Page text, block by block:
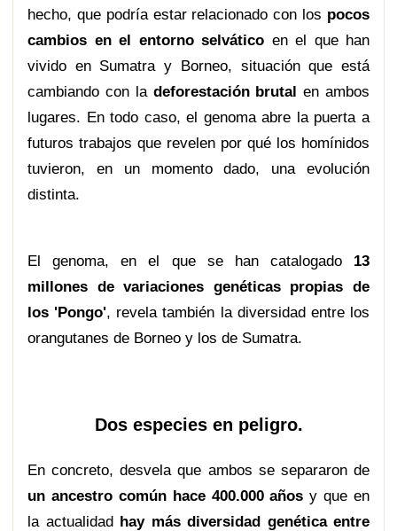
hecho, que podría estar relacionado con los pocos
cambios en el entorno selvático en el que han
vivido en Sumatra y Borneo, situación que está
cambiando con la deforestación brutalen ambos
lugares. En todo caso, el genoma abre la puerta a
futuros trabajos que revelen por qué los homínidos
tuvieron, en un momento dado, una evolución
distinta.
El genoma, en el que se han catalogado 13
millones de variaciones genéticas propias de
los 'Pongo', revela también la diversidad entre los
orangutanes de Borneo y los de Sumatra.
Dos especies en peligro.
En concreto, desvela que ambos se separaron de
un ancestro común hace 400.000 años y que en
la actualidad hay más diversidad genética entre